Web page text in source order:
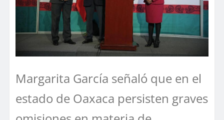
Margarita García señaló que en el
estado de Oaxaca persisten graves